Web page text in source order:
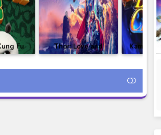
Fu
720p
Thor: Love and
Thunder Subtitle
Indonesia
Kamen
Movie
Delivered
of